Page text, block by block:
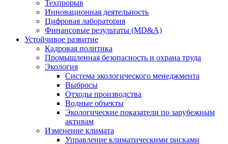
Техпрорыв
Инновационная деятельность
Цифровая лаборатория
Финансовые результаты (MD&A)
Устойчивое развитие
Кадровая политика
Промышленная безопасность и охрана труда
Экология
Система экологического менеджмента
Выбросы
Отходы производства
Водные объекты
Экологические показатели по зарубежным
активам
Изменение климата
Управление климатическими рисками